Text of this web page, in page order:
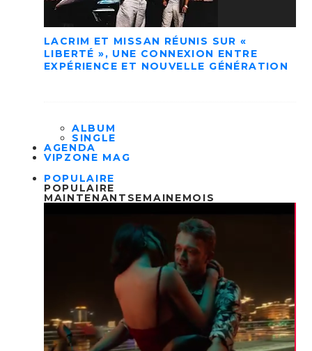
LACRIM ET MISSAN RÉUNIS SUR «
LIBERTÉ », UNE CONNEXION ENTRE
EXPÉRIENCE ET NOUVELLE GÉNÉRATION
ALBUM
SINGLE
AGENDA
VIPZONE MAG
POPULAIRE
POPULAIRE
MAINTENANT SEMAINEMOIS